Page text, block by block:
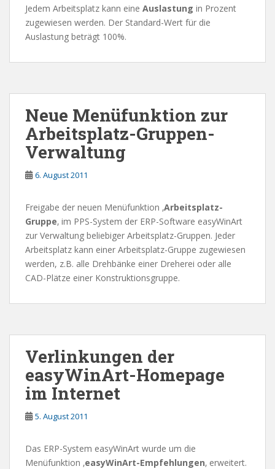
Jedem Arbeitsplatz kann eine Auslastung in Prozent
zugewiesen werden. Der Standard-Wert für die
Auslastung beträgt 100%.
Neue Menüfunktion zur
Arbeitsplatz-Gruppen-
Verwaltung
6. August 2011
Freigabe der neuen Menüfunktion ‚Arbeitsplatz-
Gruppe‚ im PPS-System der ERP-Software easyWinArt
zur Verwaltung beliebiger Arbeitsplatz-Gruppen. Jeder
Arbeitsplatz kann einer Arbeitsplatz-Gruppe zugewiesen
werden, z.B. alle Drehbänke einer Dreherei oder alle
CAD-Plätze einer Konstruktionsgruppe.
Verlinkungen der
easyWinArt-Homepage
im Internet
5. August 2011
Das ERP-System easyWinArt wurde um die
Menüfunktion ‚easyWinArt-Empfehlungen‚ erweitert.